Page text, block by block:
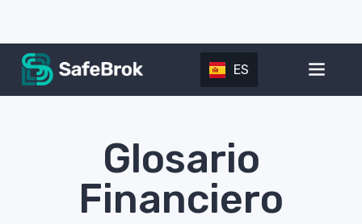
ES
Glosario
Financiero